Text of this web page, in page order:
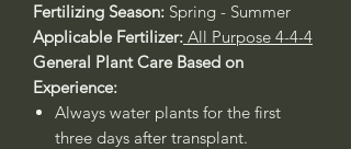
Fertilizing Season: Spring - Summer
Applicable Fertilizer: All Purpose 4-4-4
General Plant Care Based on
Experience:
Always water plants for the first
three days after transplant.